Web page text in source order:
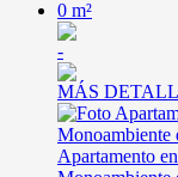
0 m²
-
MÁS
Apartamento